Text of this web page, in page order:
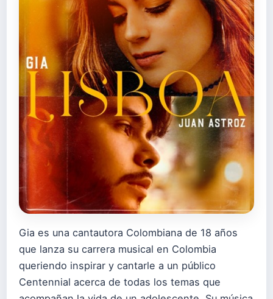
Gia es una cantautora Colombiana de 18 años
que lanza su carrera musical en Colombia
queriendo inspirar y cantarle a un público
Centennial acerca de todas los temas que